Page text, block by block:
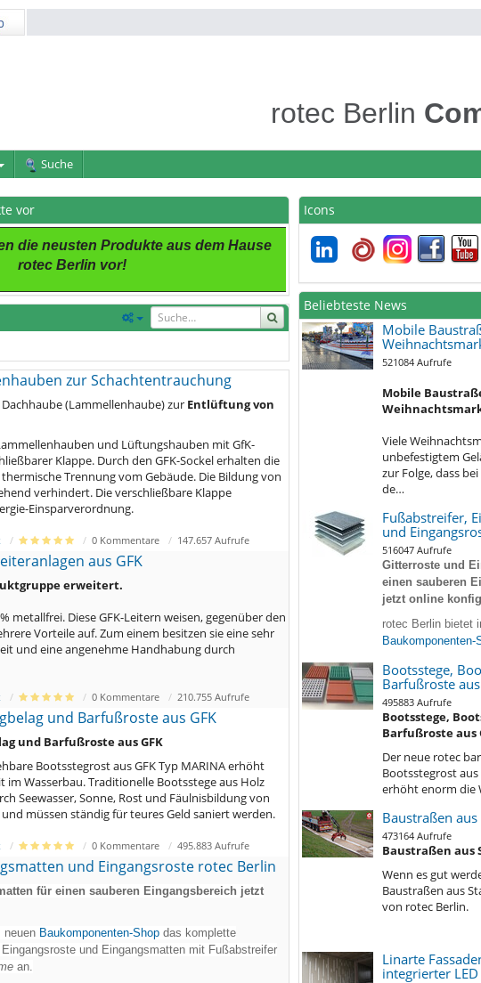
rotec Berlin
Suche
vor
die neusten Produkte aus dem Hause
rotec Berlin vor!
zur Schachtentrauchung
(Lammellenhaube) zur Entlüftung von
und Lüftungshauben mit GfK-
Klappe. Durch den GFK-Sockel erhalten die
Trennung vom Gebäude. Die Bildung von
verhindert. Die verschließbare Klappe
Einsparverordnung.
0 Kommentare 147.657 Aufrufe
aus GFK
erweitert.
metallfrei. Diese GFK-Leitern weisen, gegenüber den
Vorteile auf. Zum einem besitzen sie eine sehr
und eine angenehme Handhabung durch
0 Kommentare 210.755 Aufrufe
und Barfußroste aus GFK
und Barfußroste aus GFK
Bootsstegrost aus GFK Typ MARINA erhöht
Wasserbau. Traditionelle Bootsstege aus Holz
Seewasser, Sonne, Rost und Fäulnisbildung von
müssen ständig für teures Geld saniert werden.
0 Kommentare 495.883 Aufrufe
und Eingangsroste rotec Berlin
für einen sauberen Eingangsbereich jetzt
neuen Baukomponenten-Shopdas komplette
und Eingangsmatten mit Fußabstreifer
an.
Icons
Beliebteste News
Mobile
521084 Aufrufe
Mobile
Viele
unbefestigtem
zur Folge, dass
de…
Fußabstreifer,
und
516047 Aufrufe
Gitterroste und
einen sauberen
jetzt online
rotec Berlin bietet
Baukomponenten-
Bootsstege,
Barfußroste aus
495883 Aufrufe
Bootsstege,
Barfußroste aus
Der neue rotec
Bootsstegrost aus
erhöht enorm die
Baustraßen aus
473164 Aufrufe
Baustraßen aus
Wenn es gut
Baustraßen aus
von rotec Berlin.
Linarte
integrierter LED